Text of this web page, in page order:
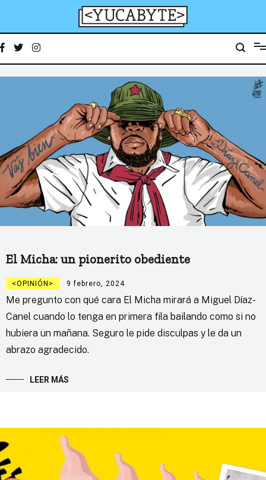
YucaByte
El Micha: un pionerito obediente
OPINIÓN 9 febrero, 2024
Me pregunto con qué cara El Micha mirará a Miguel Díaz-
Canel cuando lo tenga en primera fila bailando como si no
hubiera un mañana. Seguro le pide disculpas y le da un
abrazo agradecido.
LEER MÁS